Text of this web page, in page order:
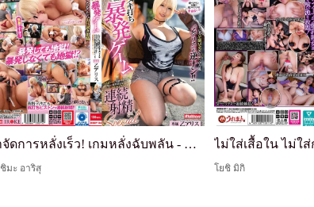
กำจัดการหลั่งเร็ว! เกมหลั่งฉับพลัน - แม้แต่หนุ่ม M ที่หลั่งเร็วก็ถูกนักแสดงสาวฝีมือเทพ 'Alice Oto' กลับมาจีบ!! ถ้าคุณทนเทคนิคอันชำนาญของเธอได้... พิเศษด้วยการหลั่งต่อเนื่องผ่านการกระแทกก้นด้วยลูกสูบที่รับประกันการระเบิดมากขึ้น
มะ อาริสุ โยชิ มิกิ